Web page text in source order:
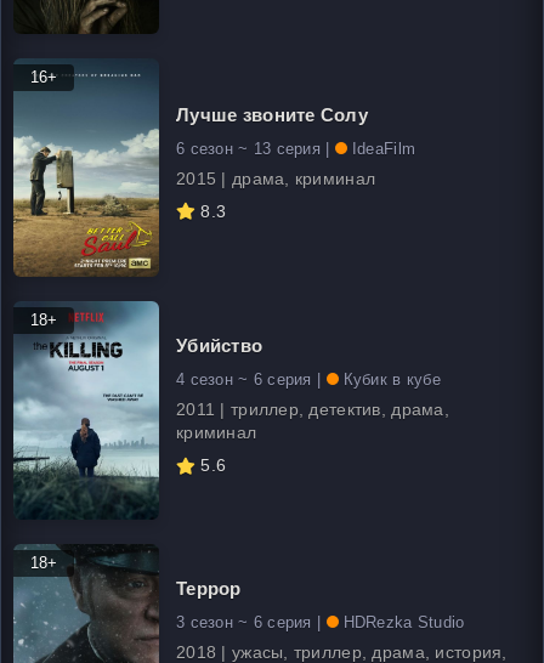
16+
Лучше звоните Солу
6 сезон ~ 13 серия | IdeaFilm
2015 | драма, криминал
8.3
18+
Убийство
4 сезон ~ 6 серия | Кубик в кубе
2011 | триллер, детектив, драма,
криминал
5.6
18+
Террор
3 сезон ~ 6 серия | HDRezka Studio
2018 | ужасы, триллер, драма, история,